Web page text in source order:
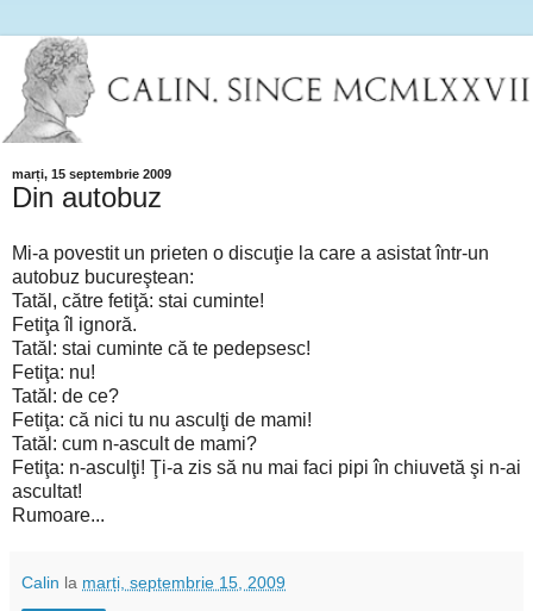
marți, 15 septembrie 2009
Din autobuz
Mi-a povestit un prieten o discuţie la care a asistat într-un
autobuz bucureştean:
Tatăl, către fetiţă: stai cuminte!
Fetiţa îl ignoră.
Tatăl: stai cuminte că te pedepsesc!
Fetiţa: nu!
Tatăl: de ce?
Fetiţa: că nici tu nu asculţi de mami!
Tatăl: cum n-ascult de mami?
Fetiţa: n-asculţi! Ţi-a zis să nu mai faci pipi în chiuvetă şi n-ai
ascultat!
Rumoare...
Calin la marți, septembrie 15, 2009